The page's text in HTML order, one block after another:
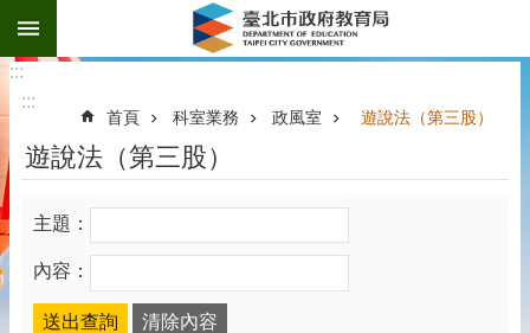
跳到主要內容區塊
:::
:::
首頁 科室業務 政風室 遊說法（第三股）
遊說法（第三股）
主題：
內容：